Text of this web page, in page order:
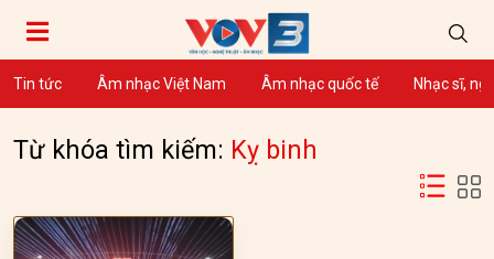
Tin tức Âm nhạc Việt Nam Âm nhạc quốc tế Nhạc sĩ,
Từ khóa tìm kiếm: Kỵ binh